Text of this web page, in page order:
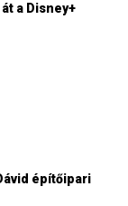
a Disney+
építőipari